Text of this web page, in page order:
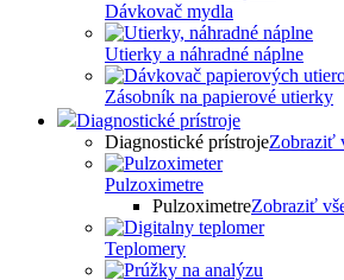
Dávkovač mydla
Utierky a náhradné náplne
Zásobník na papierové utierky
Diagnostické prístroje
Diagnostické prístrojeZobraziť
Pulzoximetre
PulzoximetreZobraziť
Teplomery